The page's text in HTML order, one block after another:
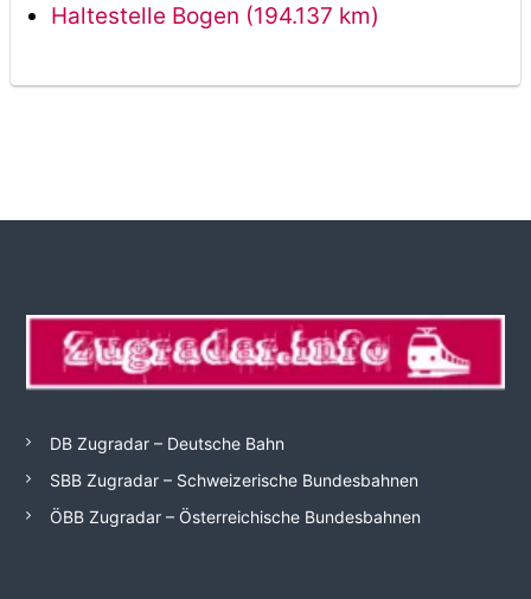
Haltestelle Bogen (194.137 km)
DB Zugradar – Deutsche Bahn
SBB Zugradar – Schweizerische Bundesbahnen
ÖBB Zugradar – Österreichische Bundesbahnen